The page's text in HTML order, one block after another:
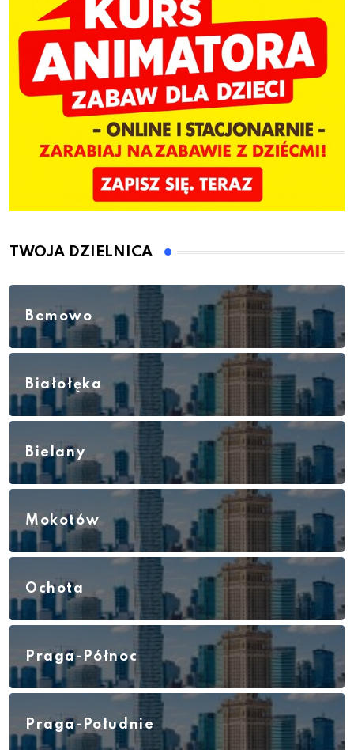
TWOJA DZIELNICA
Bemowo
Białołęka
Bielany
Mokotów
Ochota
Praga-Północ
Praga-Południe